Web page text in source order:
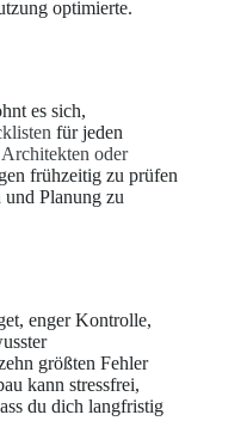
optimierte.
es sich,
für jeden
oder
frühzeitig zu prüfen
Planung zu
enger Kontrolle,
größten Fehler
kann stressfrei,
du dich langfristig